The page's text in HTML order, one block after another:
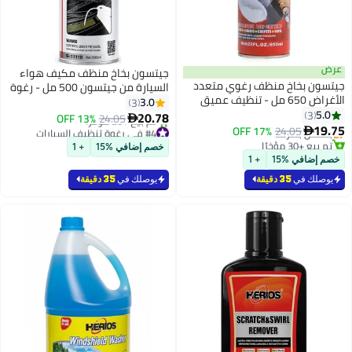
عرض
جيتسون بخاخ منظف رغوي متعدد
الأغراض 650 مل - تنظيف عميق
للأسطح الداخلية والخارجية للسيارة
والمنزل
5.0
3
19.75
24.05
17% OFF
#3 في رغوة تنظيف السيارات
أقل سعر في 30 يوم
بتخلّص بسرعة
تم بيع +30 مؤخرًا
#3 في رغوة تنظيف السيارات
خصم إضافي %15 + 1
يوصلك في35 دقيقة
جيتسون بخاخ منظف مكيف هواء
السيارة من جيتسون 500 مل - رغوة
تنظيف وتعقيم مكيف الهواء برائحة
الشاي الأخضر
3.0
3
20.78
24.05
13% OFF
#4 في رغوة تنظيف السيارات
بتخلّص بسرعة
تم بيع +20 مؤخرًا
#4 في رغوة تنظيف السيارات
خصم إضافي %15 + 1
يوصلك في35 دقيقة